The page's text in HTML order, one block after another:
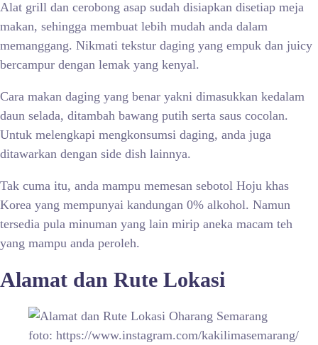
Alat grill dan cerobong asap sudah disiapkan disetiap meja
makan, sehingga membuat lebih mudah anda dalam
memanggang. Nikmati tekstur daging yang empuk dan juicy
bercampur dengan lemak yang kenyal.
Cara makan daging yang benar yakni dimasukkan kedalam
daun selada, ditambah bawang putih serta saus cocolan.
Untuk melengkapi mengkonsumsi daging, anda juga
ditawarkan dengan side dish lainnya.
Tak cuma itu, anda mampu memesan sebotol Hoju khas
Korea yang mempunyai kandungan 0% alkohol. Namun
tersedia pula minuman yang lain mirip aneka macam teh
yang mampu anda peroleh.
Alamat dan Rute Lokasi
foto: https://www.instagram.com/kakilimasemarang/